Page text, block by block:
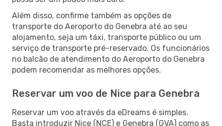
Além disso, confirme também as opções de
transporte do Aeroporto do Genebra até ao seu
alojamento, seja um táxi, transporte público ou um
serviço de transporte pré-reservado. Os funcionários
no balcão de atendimento do Aeroporto do Genebra
podem recomendar as melhores opções.
Reservar um voo de Nice para Genebra
Reservar um voo através da eDreams é simples.
Basta introduzir Nice (NCE) e Genebra (GVA) como as